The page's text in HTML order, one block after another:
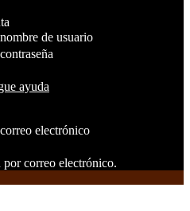
de usuario
ayuda
electrónico
por correo electrónico.